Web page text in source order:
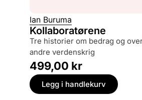
Ian Buruma
Kollaboratørene
tre historier om bedrag og overlevelse under
andre verdenskrig
499,00 kr
Legg i handlekurv